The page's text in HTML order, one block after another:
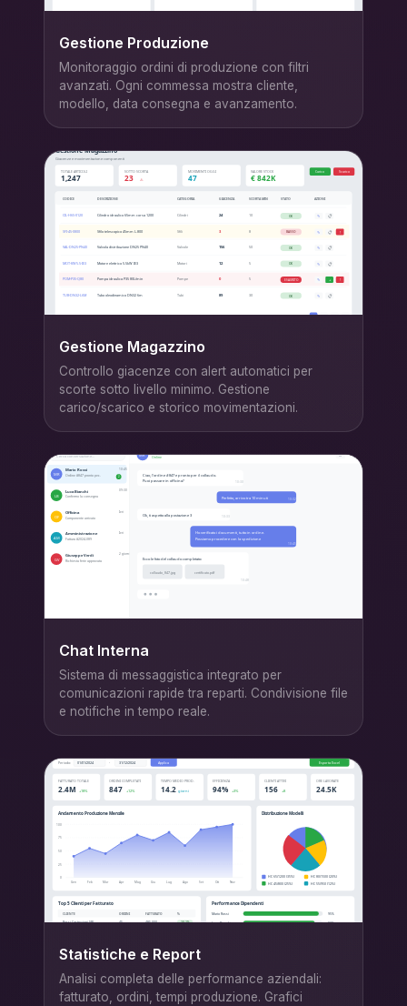
Gestione Produzione
Monitoraggio ordini di produzione con filtri
avanzati. Ogni commessa mostra cliente,
modello, data consegna e avanzamento.
Gestione Magazzino
Controllo giacenze con alert automatici per
scorte sotto livello minimo. Gestione
carico/scarico e storico movimentazioni.
Chat Interna
Sistema di messaggistica integrato per
comunicazioni rapide tra reparti. Condivisione file
e notifiche in tempo reale.
Statistiche e Report
Analisi completa delle performance aziendali:
fatturato, ordini, tempi produzione. Grafici